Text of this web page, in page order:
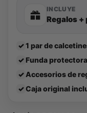
INCLUYE
Regalos
✓1 par de
✓ Funda
✓ Accesorios de
✓Caja original